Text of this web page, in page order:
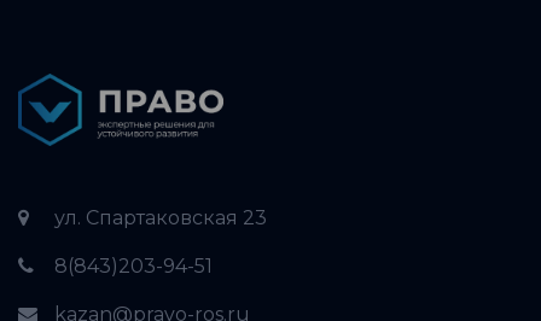
ул. Спартаковская 23
8(843)203-94-51
kazan@pravo-ros.ru